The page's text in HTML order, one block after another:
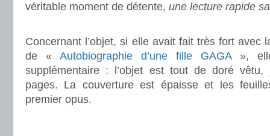
véritable moment de détente, une lecture rapide
Concernant l’objet, si elle avait fait très fort avec
de «Autobiographie d’une fille GAGA»,
supplémentaire : l’objet est tout de doré vêtu,
pages. La couverture est épaisse et les
premier opus.